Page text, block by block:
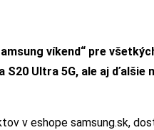
víkend“ pre
S20 Ultra 5G, ale aj ďalšie
v eshope samsung.sk,